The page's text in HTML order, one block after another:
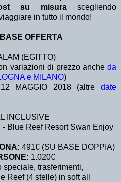
su misurascegliendo
in tutto il mondo!
OFFERTA
(EGITTO)
variazioni di prezzo anche da
e MILANO)
12 MAGGIO 2018 (altredate
INCLUSIVE
- Blue Reef Resort Swan Enjoy
491€ (SU BASE DOPPIA)
1.020€
speciale, trasferimenti,
Reef (4 stelle) in soft all